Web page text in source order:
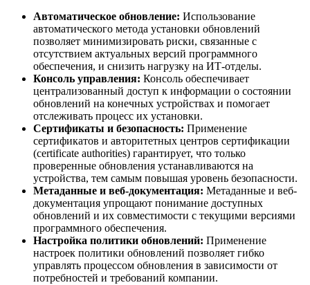
Автоматическое обновление: Использование
автоматического метода установки обновлений
позволяет минимизировать риски, связанные с
отсутствием актуальных версий программного
обеспечения, и снизить нагрузку на ИТ-отделы.
Консоль управления: Консоль обеспечивает
централизованный доступ к информации о состоянии
обновлений на конечных устройствах и помогает
отслеживать процесс их установки.
Сертификаты и безопасность: Применение
сертификатов и авторитетных центров сертификации
(certificate authorities) гарантирует, что только
проверенные обновления устанавливаются на
устройства, тем самым повышая уровень безопасности.
Метаданные и веб-документация: Метаданные и веб-
документация упрощают понимание доступных
обновлений и их совместимости с текущими версиями
программного обеспечения.
Настройка политики обновлений: Применение
настроек политики обновлений позволяет гибко
управлять процессом обновления в зависимости от
потребностей и требований компании.